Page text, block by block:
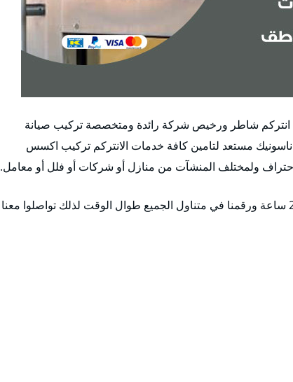
انتركم شاطر ورخيص شركة رائدة ومتخصصة تركيب صيانة
مستعد لتامين كافة خدمات الانتركم تركيب اكسس
ولمختلف المنشآت من منازل أو شركات أو فلل أو معامل.
نتواجد في كافة نواحي ميدان حولي وعلى مدار 24 ساعة ورقمنا في متناول الجميع طوال الوقت لذلك تواصلوا معنا